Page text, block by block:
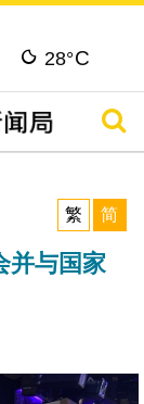
28°C
搜寻
繁
简
并与国家